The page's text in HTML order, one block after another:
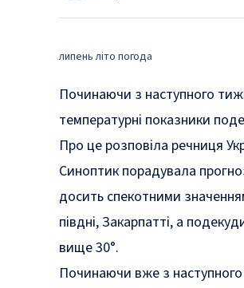
липень літо погода
Починаючи з наступного
температурні показники
Про це розповіла речниця
Синоптик порадувала
досить спекотними
півдні, Закарпатті, а
вище 30°.
Починаючи вже з наступного